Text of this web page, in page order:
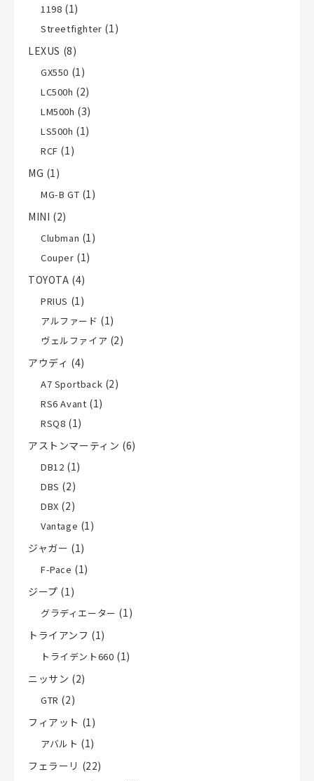
1198 (1)
Streetfighter (1)
LEXUS (8)
GX550 (1)
LC500h (2)
LM500h (3)
LS500h (1)
RCF (1)
MG (1)
MG-B GT (1)
MINI (2)
Clubman (1)
Couper (1)
TOYOTA (4)
PRIUS (1)
アルファード (1)
ヴェルファイア (2)
アウディ (4)
A7 Sportback (2)
RS6 Avant (1)
RSQ8 (1)
アストンマーティン (6)
DB12 (1)
DBS (2)
DBX (2)
Vantage (1)
ジャガー (1)
F-Pace (1)
ジープ (1)
グラディエーター (1)
トライアンフ (1)
トライデント660 (1)
ニッサン (2)
GTR (2)
フィアット (1)
アバルト (1)
フェラーリ (22)